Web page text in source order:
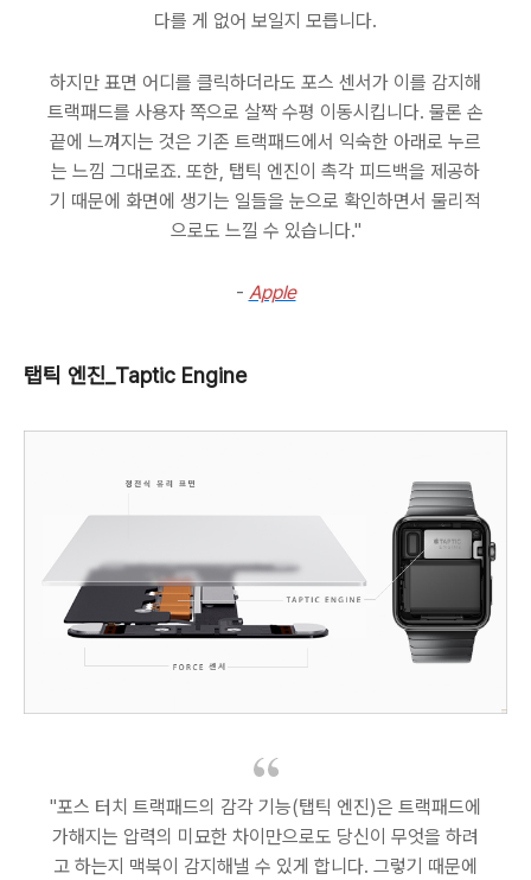
다를 게 없어 보일지 모릅니다.
하지만 표면 어디를 클릭하더라도 포스 센서가 이를 감지해
트랙패드를 사용자 쪽으로 살짝 수평 이동시킵니다. 물론 손
끝에 느껴지는 것은 기존 트랙패드에서 익숙한 아래로 누르
는 느낌 그대로죠. 또한, 탭틱 엔진이 촉각 피드백을 제공하
기 때문에 화면에 생기는 일들을 눈으로 확인하면서 물리적
으로도 느낄 수 있습니다."
- Apple
탭틱 엔진_Taptic Engine
"포스 터치 트랙패드의 감각 기능(탭틱 엔진)은 트랙패드에
가해지는 압력의 미묘한 차이만으로도 당신이 무엇을 하려
고 하는지 맥북이 감지해낼 수 있게 합니다. 그렇기 때문에